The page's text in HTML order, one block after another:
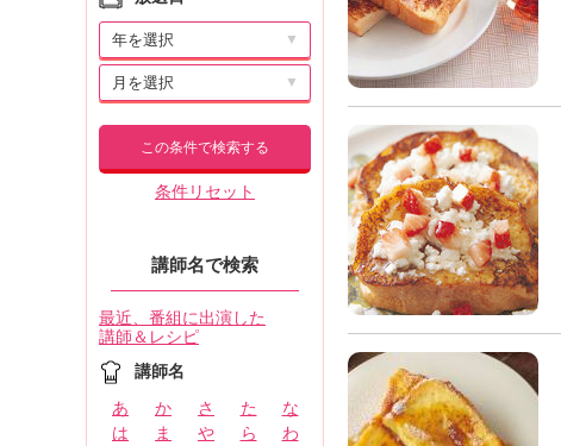
▼
▼
この条件で検索する
条件リセット
講師名で検索
最近、番組に出演した
講師＆レシピ
講師名
あ か さ た
な
は
ま や ら わ